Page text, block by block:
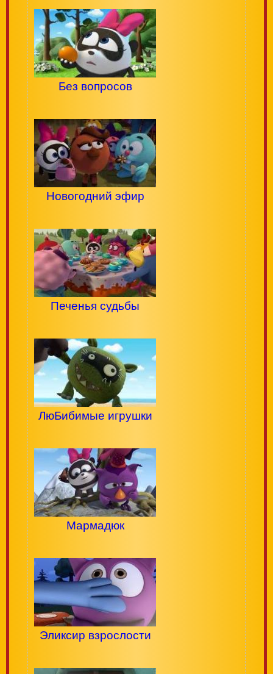
Без вопросов
Новогодний эфир
Печенья судьбы
ЛюБибимые игрушки
Мармадюк
Эликсир взрослости